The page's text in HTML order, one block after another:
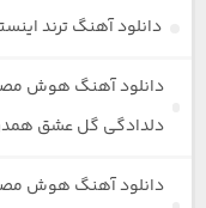
دانلود آهنگ ترند
دانلود آهنگ هوش
دلدادگی گل عشق
دانلود آهنگ هوش